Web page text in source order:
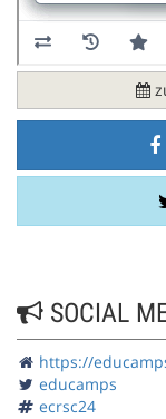
SOCIAL
https://
educamps
ecrsc24